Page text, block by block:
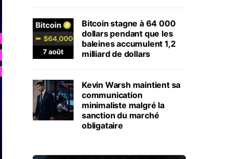
Bitcoin stagne à 64 000
dollars pendant que les
baleines accumulent 1,2
milliard de dollars
Kevin Warsh maintient sa
communication
minimaliste malgré la
sanction du marché
obligataire